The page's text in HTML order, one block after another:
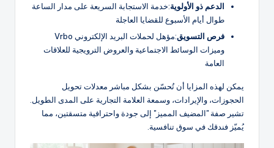
الدعم ذو الأولوية:خدمة الاستجابة السريعة على مدار الساعة
طوال أيام الأسبوع للقضايا العاجلة
فرص التسويق
:مؤهل لحملات البريد الإلكتروني Vrbo
وميزات الوسائط الاجتماعية والعروض الترويجية للعلاقات
العامة
يمكن لهذه المزايا أن تُحسّن بشكل مباشر معدلات تحويل
الحجوزات، والإيرادات، وسمعة العلامة التجارية على المدى الطويل.
تشير صفة "المضيف المميز" إلى جودة واحترافية متسقتين، مما
يُميّز فندقك في سوق تنافسية.